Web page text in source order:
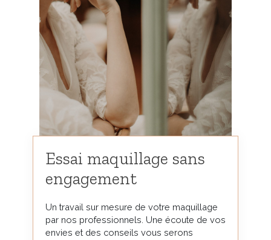
Essai maquillage sans
engagement
Un travail sur mesure de votre maquillage
par nos professionnels. Une écoute de vos
envies et des conseils vous serons